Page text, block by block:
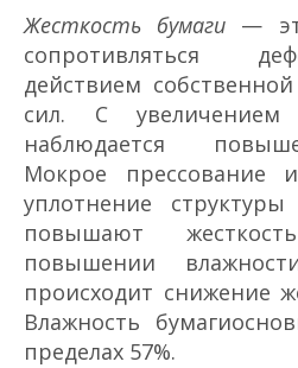
Жесткость бумаги —
сопротивляться
действием
сил. С увеличением
наблюдается
Мокрое прессование
уплотнение
повышают
повышении
происходит снижение
Влажность
пределах 5­7%.